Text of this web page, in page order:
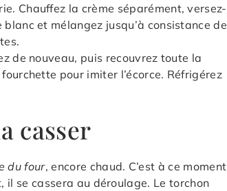
Chauffez la crème séparément, versez-
et mélangez jusqu’à consistance de
de nouveau, puis recouvrez toute la
pour imiter l’écorce. Réfrigérez
casser
du four, encore chaud. C’est à ce moment
il se cassera au déroulage. Le torchon